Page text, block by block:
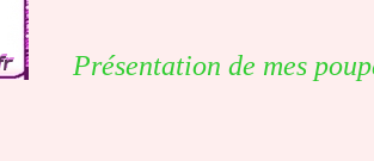
Présentation de mes